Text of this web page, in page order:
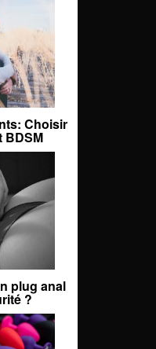
Choisir
BDSM
plug anal
?